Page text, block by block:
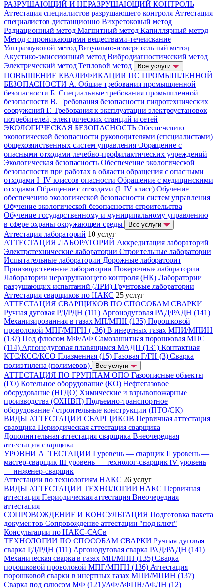
РАЗРУШАЮЩИЙ И НЕРАЗРУШАЮЩИЙ КОНТРОЛЬ
Аттестация специалистов разрушающего контроля Аттестация
специалистов дистанционно Вихретоковый метод
Радиационный метод Магнитный метод Капиллярный метод
Метод с проникающими веществами-течеискание
Ультразвуковой метод Визуально-измерительный метод
Акустико-эмиссионный метод Вибродиагностический метод
Электрический метод Тепловой метод Все услуги
ПОВЫШЕНИЕ КВАЛИФИКАЦИИ ПО ПРОМЫШЛЕННОЙ
БЕЗОПАСНОСТИ А. Общие требования промышленной
безопасности Б. Специальные требования промышленной
безопасности В. Требования безопасности гидротехнических
сооружений Г. Требования к эксплуатации электроустановок
потребителей, электрических станций и сетей
ЭКОЛОГИЧЕСКАЯ БЕЗОПАСНОСТЬ Обеспечению
экологической безопасности руководителями (специалистами)
общехозяйственных систем управления Обращение с
опасными отходами лечебно-профилактических учреждений
Экологическая безопасность Обеспечение экологической
безопасности при работах в области обращения с опасными
отходами I–IV классов опасности Обращение с медицинскими
отходами Обращение с отходами (I–IV класс) Обучение
обеспечению экологической безопасности систем управления
Обучение экологической безопасности строительства
Обучение государственному и муниципальному управлению
в сфере охраны окружающей среды
Все услуги
Аттестация лабораторий 10 услуг
АТТЕСТАЦИЯ ЛАБОРАТОРИЙ Аккредитация лабораторий
Электротехнические лаборатории Строительные лаборатории
Испытательные лаборатории Дорожные лабораторит
Производственные лаборатории Поверочные лаборатории
Лаборатории неразрушающего контроля (НК) Лаборатории
разрушающих испытаний (ЛРИ) Грунтовые лаборатории
Аттестация сварщиков по НАКС 25 услуг
АТТЕСТАЦИЯ СВАРЩИКОВ ПО СПОСОБАМ СВАРКИ
Ручная дуговая РД/РДН (111) Аргонодуговая РАД/РАДН (141)
Механизированная в газах МП/МПН (135) Порошковой
проволокой МПГ/МПГН (136) В инертных газах МПИ/МПИН
(137) Под флюсом МФ/АФ Самозащитная порошковая МПС
(114) Аргонодуговая плавящимся МАДП (131) Контактная
КТС/КСС/КСО Плазменная (15) Газовая Г/ГН (3) Сварка
полиэтилена (полимеров)
Все услуги
АТТЕСТАЦИЯ ПО ГРУППАМ ОПО Газоопасные объекты
(ГО) Котельное оборудование (КО) Нефтегазовое
оборудование (НГДО) Химические и взрывопожарные
производства (ОХНВП) Подъемно-транспортное
оборудование / строительные конструкции (ПТО/СК)
ВИДЫ АТТЕСТАЦИИ СВАРЩИКОВ Первичная аттестация
сварщика Периодическая аттестация сварщика
Дополнительная аттестация сварщика Внеочередная
аттестация сварщика
УРОВНИ АТТЕСТАЦИИ I уровень — сварщик II уровень —
мастер-сварщик III уровень — технолог-сварщик IV уровень
— инженер-сварщик
Аттестации по технологиям НАКС 26 услуг
ВИДЫ АТТЕСТАЦИИ ТЕХНОЛОГИИ НАКС Первичная
аттестация Периодическая аттестация Внеочередная
аттестация
СОПРОВОЖДЕНИЕ И КОНСУЛЬТАЦИЯ Подготовка пакета
документов Сопровождение аттестации "под ключ"
Консультации по НАКС-САСв
ТЕХНОЛОГИИ ПО СПОСОБАМ СВАРКИ Ручная дуговая
сварка РД/РДН (111) Аргонодуговая сварка РАД/РАДН (141)
Механическая сварка в газах МП/МПН (135) Сварка
порошковой проволокой МПГ/МПГН (136) Аттестация
порошковой сварки в инертных газах МПИ/МПИН (137)
Сварка под флюсом МФ (121)/АФ/АФПН/АФЛН (12)